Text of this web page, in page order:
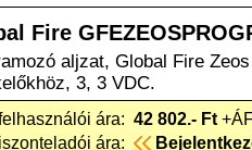
Fire
aljzat, Global Fire
3, 3 VDC.
ára: 42 802.- Ft
ára: